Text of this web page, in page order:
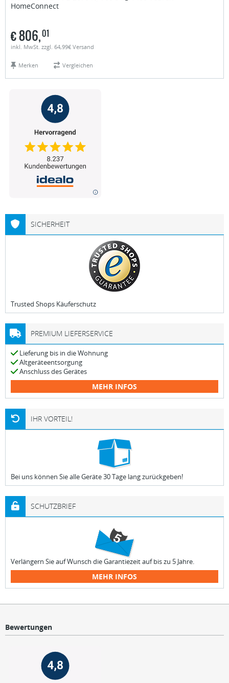
HomeConnect
€806,01
inkl. MwSt. zzgl. 64,99€ Versand
Merken Vergleichen
SICHERHEIT
Trusted Shops Käuferschutz
PREMIUM LIEFERSERVICE
Lieferung bis in die Wohnung
Altgeräteentsorgung
Anschluss des Gerätes
MEHR INFOS
IHR VORTEIL!
Bei uns können Sie alle Geräte 30 Tage lang zurückgeben!
SCHUTZBRIEF
Verlängern Sie auf Wunsch die Garantiezeit auf bis zu 5 Jahre.
MEHR INFOS
Bewertungen